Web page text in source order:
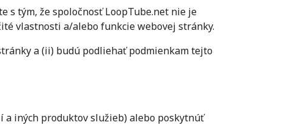
s tým, že spoločnosť LoopTube.net nie je
vlastnosti a/alebo funkcie webovej stránky.
a (ii) budú podliehať podmienkam tejto
iných produktov služieb) alebo poskytnúť